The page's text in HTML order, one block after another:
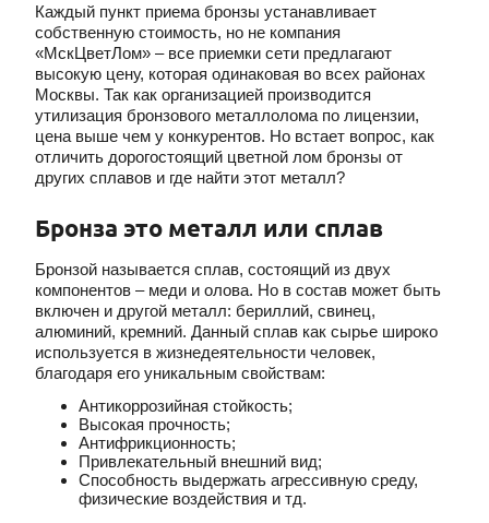
Каждый пункт приема бронзы устанавливает
собственную стоимость, но не компания
«МскЦветЛом» – все приемки сети предлагают
высокую цену, которая одинаковая во всех районах
Москвы. Так как организацией производится
утилизация бронзового металлолома по лицензии,
цена выше чем у конкурентов. Но встает вопрос, как
отличить дорогостоящий цветной лом бронзы от
других сплавов и где найти этот металл?
Бронза это металл или сплав
Бронзой называется сплав, состоящий из двух
компонентов – меди и олова. Но в состав может быть
включен и другой металл: бериллий, свинец,
алюминий, кремний. Данный сплав как сырье широко
используется в жизнедеятельности человек,
благодаря его уникальным свойствам:
Антикоррозийная стойкость;
Высокая прочность;
Антифрикционность;
Привлекательный внешний вид;
Способность выдержать агрессивную среду,
физические воздействия и тд.